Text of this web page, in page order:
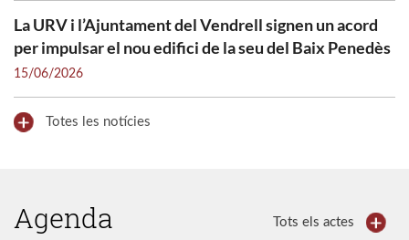
La URV i l’Ajuntament del Vendrell signen un acord
per impulsar el nou edifici de la seu del Baix Penedès
15/06/2026
Totes les notícies
Agenda Tots els actes